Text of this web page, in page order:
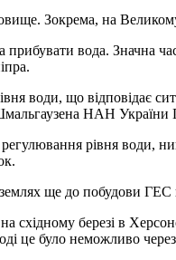
Зокрема, на
вода. Значна
води, що відповідає
Шмальгаузена НАН
рівня води,
ще до побудови ГЕС
березі в
це було неможливо